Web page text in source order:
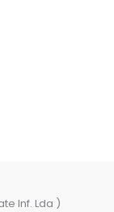
Inf. Lda )